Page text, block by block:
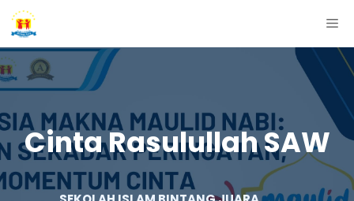
Skip
to
content
Cinta Rasulullah SAW